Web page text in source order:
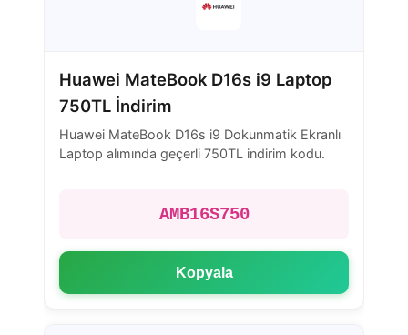
Huawei MateBook D16s i9 Laptop
750TL İndirim
Huawei MateBook D16s i9 Dokunmatik Ekranlı
Laptop alımında geçerli 750TL indirim kodu.
AMB16S750
Kopyala